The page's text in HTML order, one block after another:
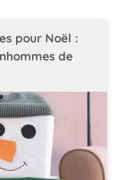
pour Noël :
de